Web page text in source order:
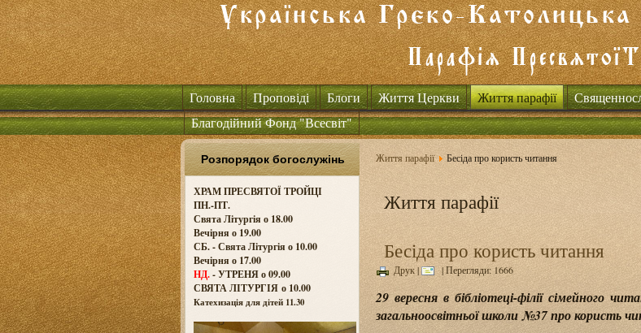
Головна Проповіді Блоги Життя Церкви Життя парафії
Благодійний Фонд "Всесвіт"
Розпорядок богослужінь
ХРАМ ПРЕСВЯТОЇ ТРОЙЦІ
ПН.-ПТ.
Свята Літургія о 18.00
Вечірня о 19.00
СБ. - Свята Літургія о 10.00
Вечірня о 17.00
НД.- УТРЕНЯ о 09.00
СВЯТА ЛІТУРГІЯ о 10.00
Катехизація для дітей 11.30
Життя парафії Бесіда про користь читання
Життя парафії
Бесіда про користь читання
Друк| | Перегляди: 1666
29 вересня в бібліотеці-філії сімейного
загальноосвітньої школи №37 про користь